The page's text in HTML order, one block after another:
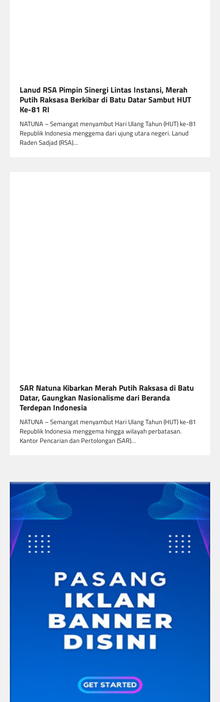
Lanud RSA Pimpin Sinergi Lintas Instansi, Merah
Putih Raksasa Berkibar di Batu Datar Sambut HUT
Ke-81 RI
NATUNA – Semangat menyambut Hari Ulang Tahun (HUT) ke-81
Republik Indonesia menggema dari ujung utara negeri. Lanud
Raden Sadjad (RSA)…
SAR Natuna Kibarkan Merah Putih Raksasa di Batu
Datar, Gaungkan Nasionalisme dari Beranda
Terdepan Indonesia
NATUNA – Semangat menyambut Hari Ulang Tahun (HUT) ke-81
Republik Indonesia menggema hingga wilayah perbatasan.
Kantor Pencarian dan Pertolongan (SAR)…